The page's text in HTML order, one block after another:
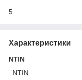
5
Характеристики
NTIN
NTIN